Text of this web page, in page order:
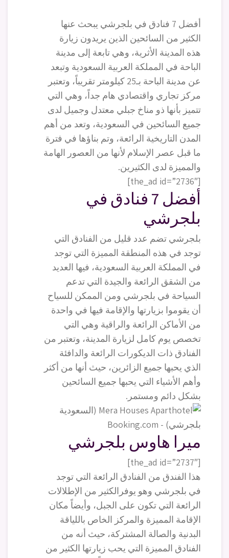
أفضل 7 فنادق في بلجرشي يبحث عنها
الكثير من السائحين الذين يريدون زيارة
هذه المدينة الأثرية، وهي تابعة إلى مدينة
الباحة في المملكة العربية السعودية وتبعد
عن مدينة الباحة بـ25 كيلومتر تقريباً، وتعتبر
مركز تجاري واقتصادي هام جداً، وهي التي
تتميز بأنها ذو مناخ جبلي معتدل وجميل لدى
جميع السائحين في السعودية، وتعد من أهم
المدن التاريخية الرائعة، وتم بناؤها في فترة
ما قبل عصر الإسلام لأنها من العصور الهامة
والمميزة لدى الكثيرين.
[the_ad id=”2736″]
أفضل 7 فنادق في
بلجرشي
بلجرشي تضم عدد قليل من الفنادق التي
توجد في هذه المنطقة المميزة التي توجد
في المملكة العربية السعودية، فيها العديد
من الشقق الرائعة والجيدة التي تدعم
السياحة في بلجرشي ومن الممكن للسياح
أن يقوموا بزيارتها والإقامة فيها في واحدة
من الأماكن الرائعة والراقية وهي التي
تخصص يوم كامل لزيارة المدينة، وتعتبر من
الفنادق ذات الديكورات الرائعة والدافئة
الذي يحبها جميع الزائرين، حيث أنها من أكثر
وأهم الأشياء التي يحبها جميع السائحين
بشكل دائم ومستمر.
ميرا هاوس بلجرشي
[the_ad id=”2737″]
هذا الفندق من الفنادق الرائعة التي توجد
في بلجرشي وهو يوفرالكثير من الإطلالات
الرائعة التي تكون على الجبل، وأيضاً مكان
الإقامة المميزة والمركز الخاص باللياقة
البدنية والصالة المشتركة، حيث أنه من
الفنادق المميزة التي يحب زيارتها الكثير من